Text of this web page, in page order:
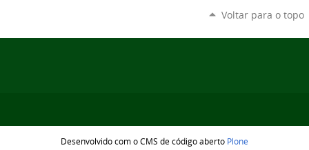
Voltar para o topo
Desenvolvido com o CMS de código aberto Plone